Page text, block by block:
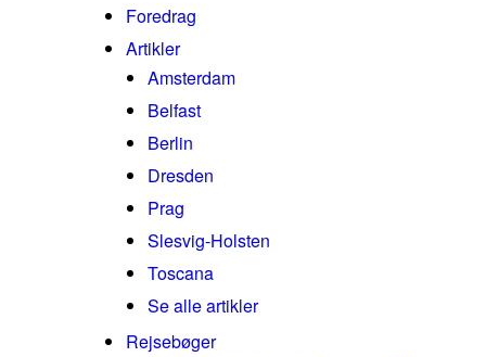
Foredrag
Artikler
Amsterdam
Belfast
Berlin
Dresden
Prag
Slesvig-Holsten
Toscana
Se alle artikler
Rejsebøger